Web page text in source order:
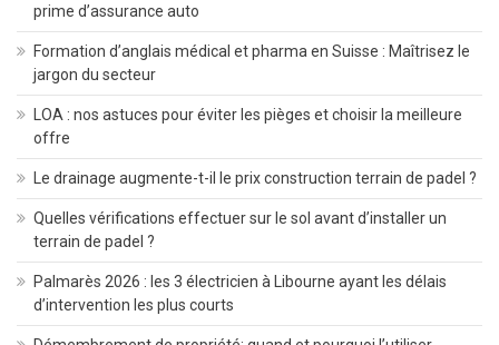
prime d’assurance auto
Formation d’anglais médical et pharma en Suisse : Maîtrisez le
jargon du secteur
LOA : nos astuces pour éviter les pièges et choisir la meilleure
offre
Le drainage augmente-t-il le prix construction terrain de padel ?
Quelles vérifications effectuer sur le sol avant d’installer un
terrain de padel ?
Palmarès 2026 : les 3 électricien à Libourne ayant les délais
d’intervention les plus courts